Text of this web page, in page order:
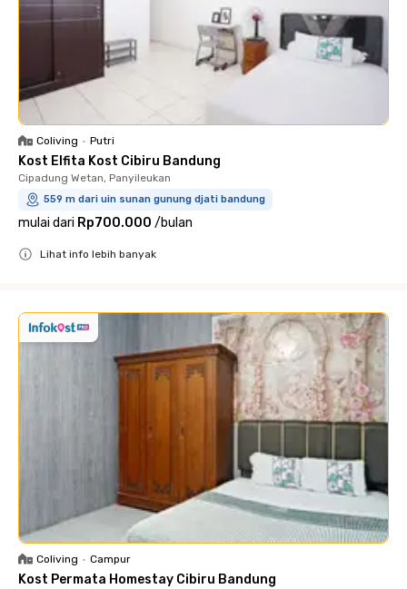
Coliving • Putri
Kost Elfita Kost Cibiru Bandung
Cipadung Wetan, Panyileukan
559 m dari uin sunan gunung djati bandung
mulai dari Rp700.000 /bulan
Lihat info lebih banyak
Coliving • Campur
Kost Permata Homestay Cibiru Bandung